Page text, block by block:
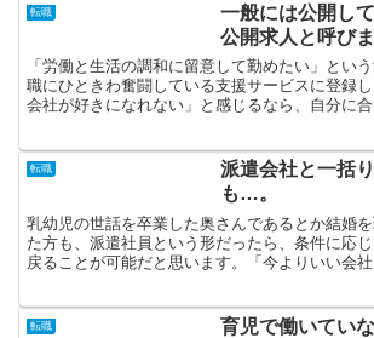
転職
一般には公開し
公開求人と呼び
「労働と生活の調和に留意して勤めたい」とい
職にひときわ奮闘している支援サービスに登録
会社が好きになれない」と感じるなら、自分に
転職
派遣会社と一括
も…。
乳幼児の世話を卒業した奥さんであるとか結婚
た方も、派遣社員という形だったら、条件に応
戻ることが可能だと思います。「今よりいい会社
転職
育児で働いてい